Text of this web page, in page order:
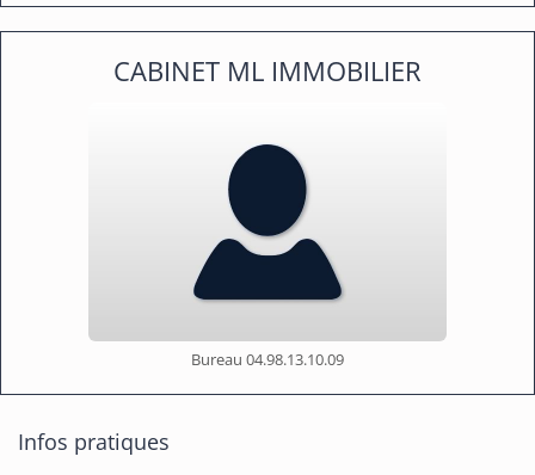
CABINET ML IMMOBILIER
Bureau 04.98.13.10.09
Infos pratiques